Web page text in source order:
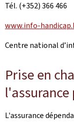
Tél. (+352) 366 466
www.info-
Centre national
Prise en
l'assurance
L'assurance